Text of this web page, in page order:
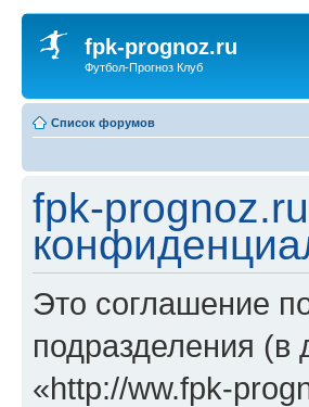
fpk-prognoz.ru
Футбол-Прогноз Клуб
Список форумов
fpk-
Это соглашение
подразделения
«http://ww.fpk-